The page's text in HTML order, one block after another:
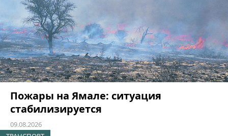
Пожары на Ямале: ситуация
стабилизируется
09.08.2026